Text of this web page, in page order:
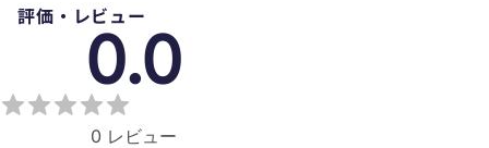
評価・レビュー
0.0
0 レビュー